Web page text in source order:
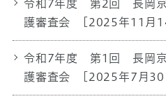
令和7年度 第2回 長岡京
護審査会
[2025年11月
令和7年度 第1回 長岡京
護審査会
[2025年7月30